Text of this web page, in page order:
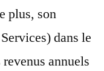
plus, son
dans le
annuels